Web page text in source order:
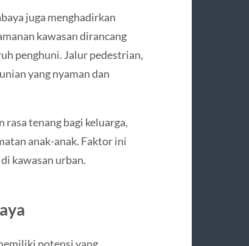
juga menghadirkan
kawasan dirancang
penghuni. Jalur pedestrian,
yang nyaman dan
tenang bagi keluarga,
anak-anak. Faktor ini
kawasan urban.